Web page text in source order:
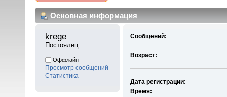
Основная информация
krege
Постоялец
Оффлайн
Просмотр сообщений
Статистика
Сообщений:
Возраст:
Дата регистрации:
Время: